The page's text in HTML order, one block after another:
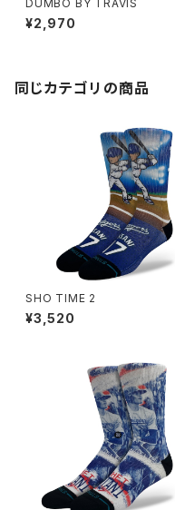
DUMBO BY TRAVIS
¥2,970
同じカテゴリの商品
SHO TIME 2
¥3,520